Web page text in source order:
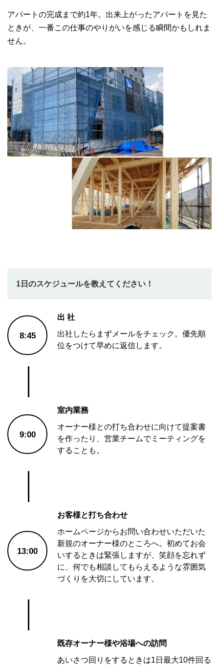
アパートの完成まで約1年。出来上がったアパートを見た
ときが、一番この仕事のやりがいを感じる瞬間かもしれま
せん。
1日のスケジュールを教えてください！
8:45
出 社
出社したらまずメールをチェック。優先順
位をつけて早めに返信します。
9:00
室内業務
オーナー様との打ち合わせに向けて提案書
を作ったり、営業チームでミーティングを
することも。
13:00
お客様と打ち合わせ
ホームページからお問い合わせいただいた
新規のオーナー様のところへ。初めてお会
いするときは緊張しますが、笑顔を忘れず
に、何でも相談してもらえるような雰囲気
づくりを大切にしています。
既存オーナー様や浴場への訪問
あいさつ回りをするときは1日最大10件回る